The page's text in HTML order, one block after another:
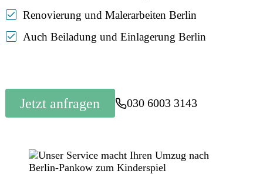
Renovierung und Malerarbeiten Berlin
Auch Beiladung und Einlagerung Berlin
Jetzt anfragen 030 6003 3143